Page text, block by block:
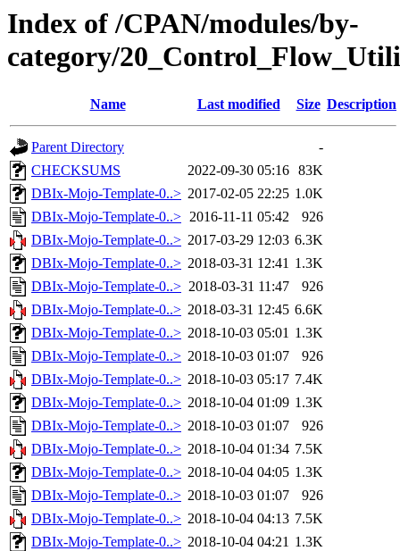
Index of /CPAN/modules/by-
category/
Name Last modified Size Description
Parent Directory
-
CHECKSUMS
2022-09-30 05:16 83K
DBIx-Mojo-Template-0..> 2017-02-05 22:25 1.0K
DBIx-Mojo-Template-0..> 2016-11-11 05:42
926
DBIx-Mojo-Template-0..> 2017-03-29 12:03 6.3K
DBIx-Mojo-Template-0..> 2018-03-31 12:41 1.3K
DBIx-Mojo-Template-0..> 2018-03-31 11:47
926
DBIx-Mojo-Template-0..> 2018-03-31 12:45 6.6K
DBIx-Mojo-Template-0..> 2018-10-03 05:01 1.3K
DBIx-Mojo-Template-0..> 2018-10-03 01:07
926
DBIx-Mojo-Template-0..> 2018-10-03 05:17 7.4K
DBIx-Mojo-Template-0..> 2018-10-04 01:09 1.3K
DBIx-Mojo-Template-0..> 2018-10-03 01:07
926
DBIx-Mojo-Template-0..> 2018-10-04 01:34 7.5K
DBIx-Mojo-Template-0..> 2018-10-04 04:05 1.3K
DBIx-Mojo-Template-0..> 2018-10-03 01:07
926
DBIx-Mojo-Template-0..> 2018-10-04 04:13 7.5K
DBIx-Mojo-Template-0..> 2018-10-04 04:21 1.3K